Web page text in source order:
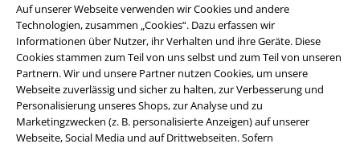
Auf unserer Webseite verwenden wir Cookies und andere
Technologien, zusammen „Cookies“. Dazu erfassen wir
Informationen über Nutzer, ihr Verhalten und ihre Geräte. Diese
Cookies stammen zum Teil von uns selbst und zum Teil von unseren
Partnern. Wir und unsere Partner nutzen Cookies, um unsere
Webseite zuverlässig und sicher zu halten, zur Verbesserung und
Personalisierung unseres Shops, zur Analyse und zu
Marketingzwecken (z. B. personalisierte Anzeigen) auf unserer
Webseite, Social Media und auf Drittwebseiten. Sofern